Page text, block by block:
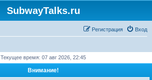
SubwayTalks.ru
Вход
Регистрация
Текущее время: 07 авг 2026, 22:45
Внимание!